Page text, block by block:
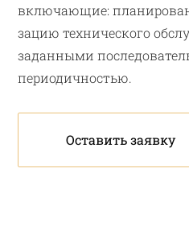
включающие:
зацию технического
заданными
периодичностью.
Оставить заявку